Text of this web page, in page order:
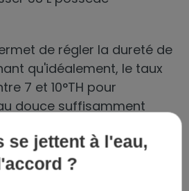
de régler la dureté de
qu'idéalement, le taux
7 et 10°TH pour
douce suffisamment
de la vanne de
permet de couper
si besoin.
se jettent à l'eau,
?